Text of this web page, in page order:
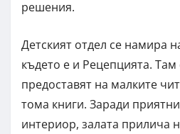
решения.
Детският отдел се намира
където е и Рецепцията. Там
предоставят на малките
тома книги. Заради
интериор, залата прилича